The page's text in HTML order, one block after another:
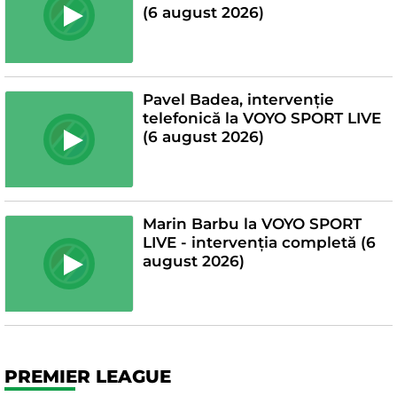
(6 august 2026)
Pavel Badea, intervenție
telefonică la VOYO SPORT LIVE
(6 august 2026)
Marin Barbu la VOYO SPORT
LIVE - intervenția completă (6
august 2026)
PREMIER LEAGUE